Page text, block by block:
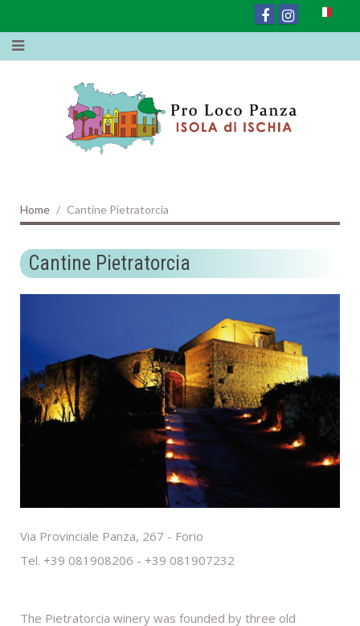
Home Cantine Pietratorcia
Cantine Pietratorcia
Via Provinciale Panza, 267 - Forio
Tel. +39 081908206 - +39 081907232
The Pietratorcia winery was founded by three old